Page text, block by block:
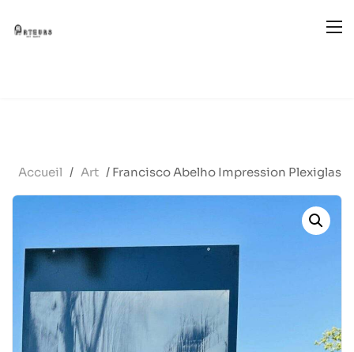
Accueil / Art / Francisco Abelho Impression Plexiglas